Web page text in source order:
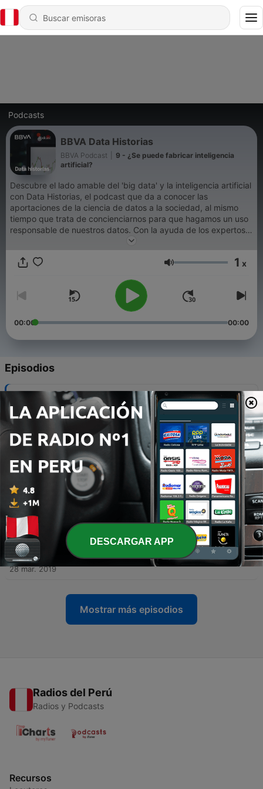
Podcasts
BBVA Data Historias
BBVA Podcast
9 - ¿Se puede fabricar inteligencia
artificial?
Descubre el lado amable del 'big data' y la inteligencia artificial
con Data Historias, el podcast que da a conocer las
aportaciones de la ciencia de datos a la sociedad, al mismo
tiempo que trata de concienciarnos para que hagamos un uso
responsable de nuestros datos. Con la ayuda de los expertos
de BBVA, en este podcast se analizan distintos fenómenos
que se despejan dudas y miedos, infundados o no, que
Data Historias nos recuerda que "sólo tú eres el dueño de tus
datos". Data Historias, un podcast de BBVA.
Volumen 1 x
00:00 00:00
Episodios
¿Se puede fabricar inteligencia artificial?
24 jul. 2019
8 - Los datos de salud, la penicilina del siglo XXI
28 jun. 2019
7 - ¿Qué fue antes: el huevo o la recomendación?
24 mayo 2019
6 - Vamos a hablar de…'fake news'
29 abr. 2019
5 - Se buscan revolucionarias para la cuarta
revolución
28 mar. 2019
Mostrar más episodios
Radios del Perú
Radios y Podcasts
Recursos
DESCARGAR APP